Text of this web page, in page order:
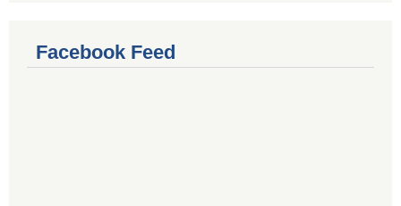
Facebook Feed